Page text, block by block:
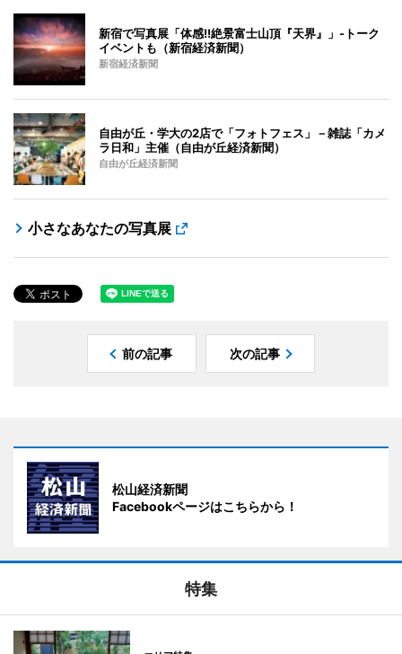
新宿で写真展「体感!!絶景富士山頂『天界』」-トーク
イベントも（新宿経済新聞）
新宿経済新聞
自由が丘・学大の2店で「フォトフェス」－雑誌「カメ
ラ日和」主催（自由が丘経済新聞）
自由が丘経済新聞
小さなあなたの写真展
前の記事 次の記事
松山経済新聞
Facebookページはこちらから！
特集